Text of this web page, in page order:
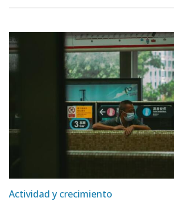
Actividad y crecimiento